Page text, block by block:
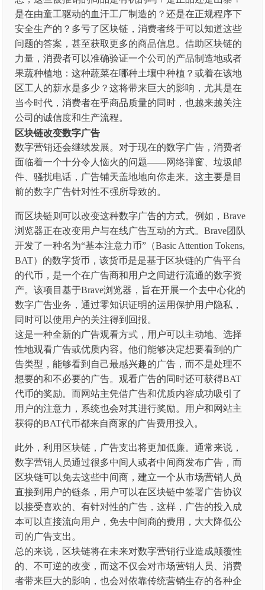
是在由童工驱动的血汗工厂制造的？还是在正规程序下
安全生产的？多亏了区块链，消费者终于可以知道这些
问题的答案，甚至获取更多的商品信息。借助区块链的
力量，消费者可以准确验证一个公司的产品制造地或者
果蔬种植地：这种蔬菜在哪种土壤中种植？或着在该地
区工人的薪水是多少？这将带来巨大的影响，尤其是在
当今时代，消费者在乎商品质量的同时，也越来越关注
公司的诚信度和生产流程。
区块链改变数字广告
数字营销还会继续发展。对于现在的数字广告，消费者
面临着一个十分令人恼火的问题——网络弹窗、垃圾邮
件、骚扰电话，广告铺天盖地地向你走来。这主要是目
前的数字广告针对性不强所导致的。
而区块链则可以改变这种数字广告的方式。例如，Brave
浏览器正在改变用户与在线广告互动的方式。Brave团队
开发了一种名为“基本注意力币”（Basic Attention Tokens,
BAT）的数字货币，该货币是是基于区块链的广告平台
的代币，是一个在广告商和用户之间进行流通的数字资
产。该项目基于Brave浏览器，旨在开展一个去中心化的
数字广告业务，通过零知识证明的运用保护用户隐私，
同时可以使用户的关注得到回报。
这是一种全新的广告观看方式，用户可以主动地、选择
性地观看广告或优质内容。他们能够决定想要看到的广
告类型，能够看到自己最感兴趣的广告，而不是处理不
想要的和不必要的广告。观看广告的同时还可获得BAT
代币的奖励。而网站主凭借广告和优质内容成功吸引了
用户的注意力，系统也会对其进行奖励。用户和网站主
获得的BAT代币都来自商家的广告费用投入。
此外，利用区块链，广告支出将更加低廉。通常来说，
数字营销人员通过很多中间人或者中间商发布广告，而
区块链可以免去这些中间商，建立一个从市场营销人员
直接到用户的链条，用户可以在区块链中签署广告协议
以接受喜欢的、有针对性的广告，这样，广告的投入成
本可以直接流向用户，免去中间商的费用，大大降低公
司的广告支出。
总的来说，区块链将在未来对数字营销行业造成颠覆性
的、不可逆的改变，而这不仅会对市场营销人员、消费
者带来巨大的影响，也会对依靠传统营销生存的各种企